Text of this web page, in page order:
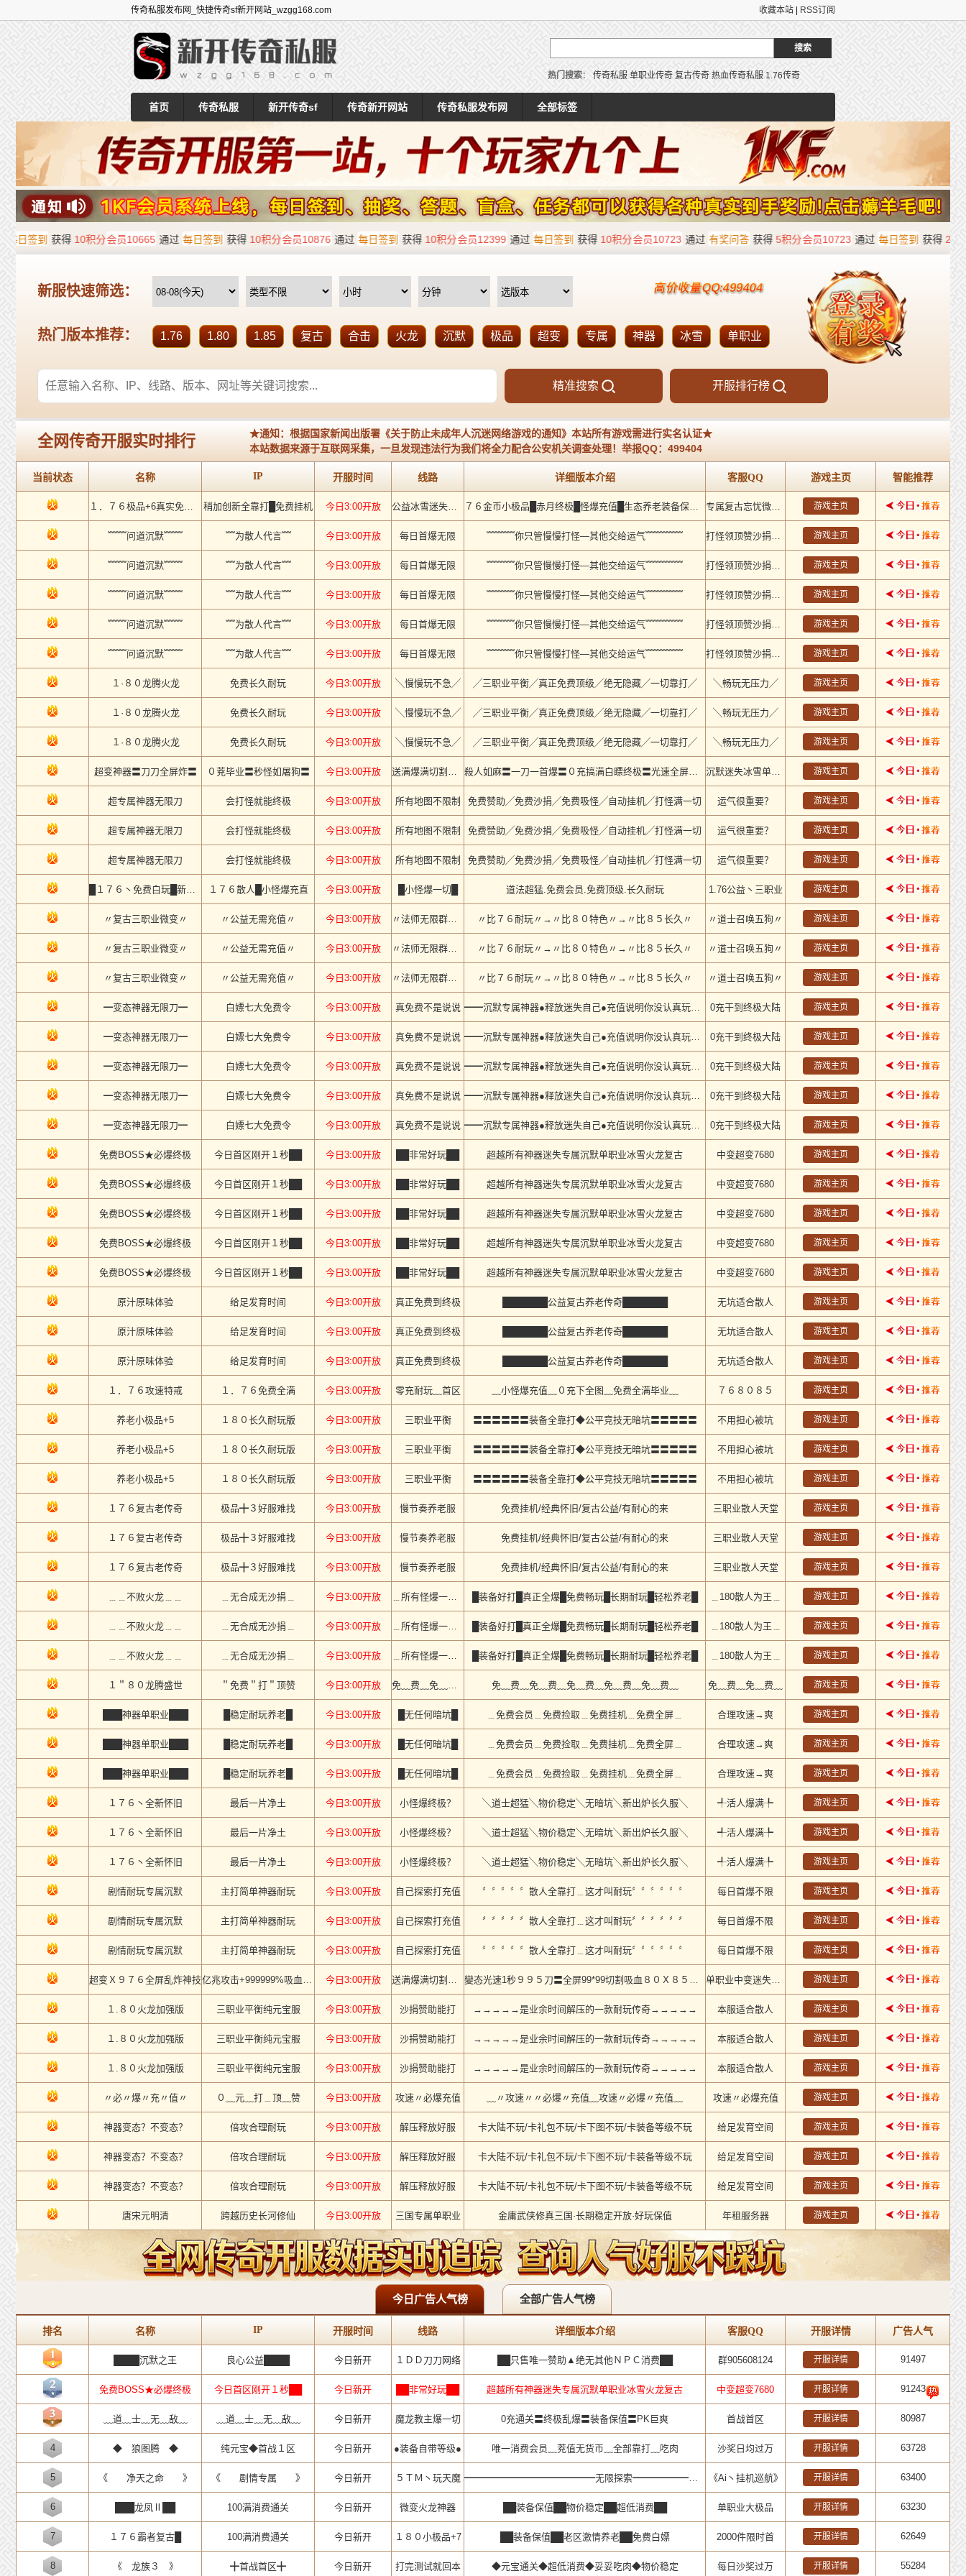
收藏本站 RSS订阅
传奇私服发布网_快捷传奇sf新开网站_wzgg168.com
热门搜索： 传奇私服 单职业传奇 复古传奇 热血传奇私服 1.76传奇
首页 传奇私服 新开传奇sf 传奇新开网站 传奇私服发布网 全部标签